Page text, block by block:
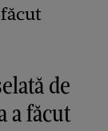
de
a făcut